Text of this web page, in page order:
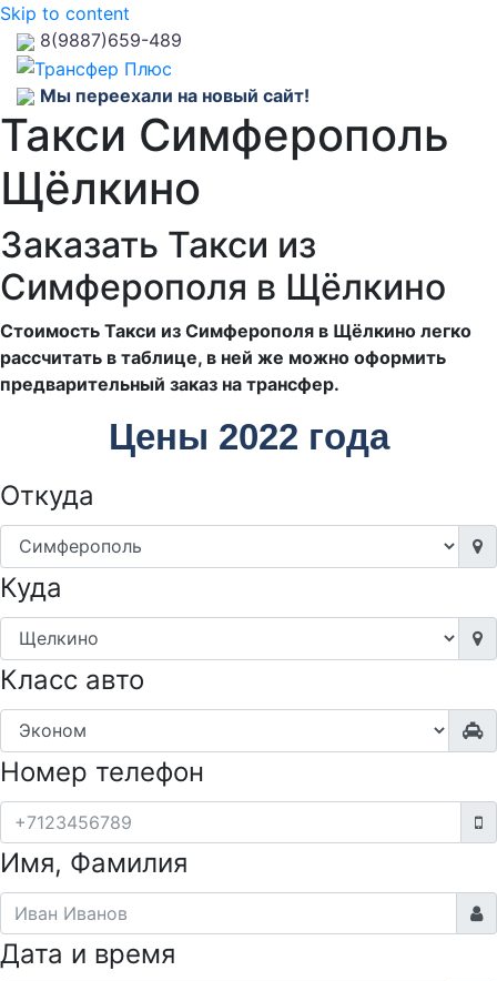
Skip to content
8(9887)659-489
Мы переехали на новый сайт!
Такси Симферополь
Щёлкино
Заказать Такси из
Симферополя в Щёлкино
Стоимость Такси из Симферополя в Щёлкино легко
рассчитать в таблице, в ней же можно оформить
предварительный заказ на трансфер.
Цены 2022 года
Откуда
Куда
Класс авто
Номер телефон
Имя, Фамилия
Дата и время